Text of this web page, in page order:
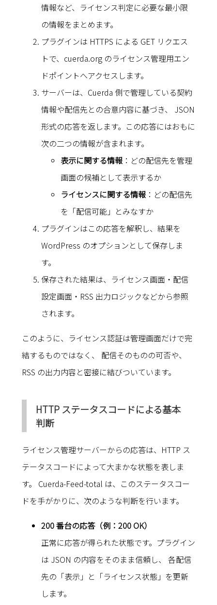
情報など、ライセンス判定に必要な最小限
の情報をまとめます。
プラグインは HTTPS による GET リクエス
トで、cuerda.org のライセンス管理用エン
ドポイントへアクセスします。
サーバーは、Cuerda 側で管理している契約
情報や配信先との合意内容に基づき、 JSON
形式の応答を返します。この応答にはおもに
次の二つの情報が含まれます。
表示に関する情報：どの配信先を管理
画面の候補として表示するか
ライセンスに関する情報：どの配信先
を「配信可能」とみなすか
プラグインはこの応答を解釈し、結果を
WordPress のオプションとして保存しま
す。
保存された結果は、ライセンス画面・配信
設定画面・RSS 出力ロジックなどから参照
されます。
このように、ライセンス認証は管理画面だけで完
結するものではなく、 配信そのものの可否や、
RSS の出力内容と密接に結びついています。
HTTP ステータスコードによる基本
判断
ライセンス管理サーバーからの応答は、HTTP ス
テータスコードによって大まかな状態を表しま
す。 Cuerda-Feed-total は、このステータスコー
ドを手がかりに、次のような判断を行います。
200 番台の応答（例：200 OK）
正常に応答が得られた状態です。プラグイン
は JSON の内容をそのまま信頼し、 各配信
先の「表示」と「ライセンス状態」を更新
します。